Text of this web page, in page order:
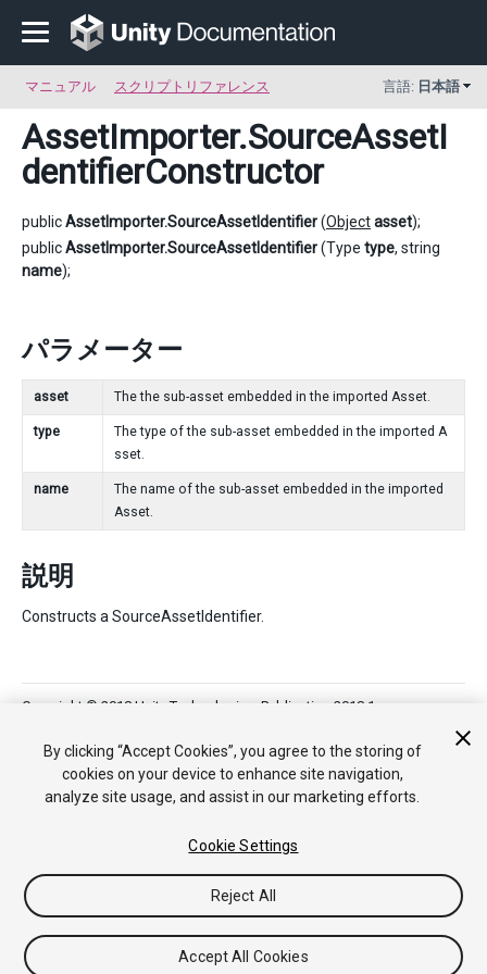
マニュアル スクリプトリファレンス 言語: 日本語
AssetImporter.SourceAssetI
dentifierConstructor
publicAssetImporter.SourceAssetIdentifier(Objectasset);
publicAssetImporter.SourceAssetIdentifier(Type type, string
name);
パラメーター
asset The the sub-asset embedded in the imported Asset.
type
The type of the sub-asset embedded in the imported A
sset.
name
The name of the sub-asset embedded in the imported
Asset.
説明
Constructs a SourceAssetIdentifier.
Copyright © 2018 Unity Technologies. Publication 2018.1
トストア
法律関連 プライバシーポリシー クッキー
私の個人
情報を販売または共有しない
Your Privacy Choices (Cookie Settings)
By clicking “Accept Cookies”, you agree to the storing of
cookies on your device to enhance site navigation,
analyze site usage, and assist in our marketing efforts.
Cookie Settings
Reject All
Accept All Cookies